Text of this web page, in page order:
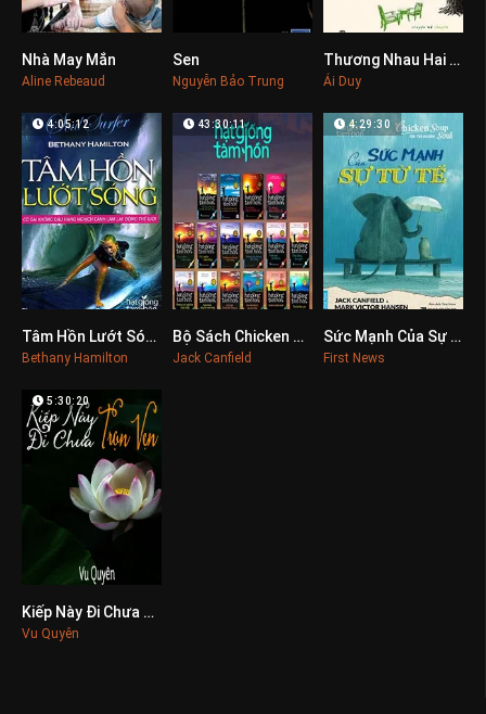
Nhà May Mắn
Aline Rebeaud
Sen
Nguyễn Bảo Trung
0Thương Nhau Hai Tiếng Cố Nhân
Ái Duy
0
4:05:12
Tâm Hồn Lướt Sóng
Bethany Hamilton
0
43:30:11
Bộ Sách Chicken Soup For The Soul
Jack Canfield
0
4:29:30
Sức Mạnh Của Sự Tử Tế
First News
0
5:30:20
Kiếp Này Đi Chưa Trọn Vẹn
Vu Quyên